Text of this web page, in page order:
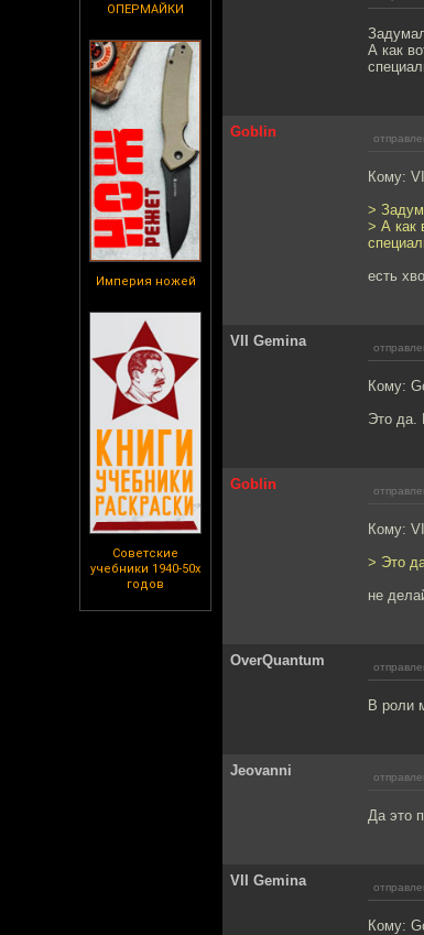
ОПЕРМАЙКИ
Империя ножей
Советские
учебники 1940-50х
годов
А как
Goblin
Кому:
>
> А как
есть
VII Gemina
Кому:
Это да.
Goblin
Кому:
> Это
не
OverQuantum
В роли
Jeovanni
Да это
VII Gemina
Кому: